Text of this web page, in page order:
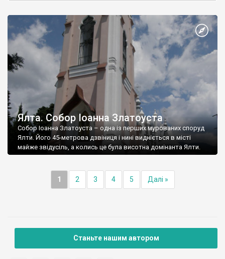
Ялта. Собор Іоанна Златоуста
Собор Іоанна Златоуста – одна із перших мурованих споруд
Ялти. Його 45-метрова дзвіниця і нині видніється в місті
майже звідусіль, а колись це була висотна домінанта Ялти.
1 2 3 4 5 Далі »
Станьте нашим автором